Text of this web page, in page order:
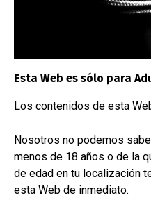
Teléfono
Esta Web es sólo para
Los contenidos de esta
Nosotros no podemos
menos de 18 años o de la
de edad en tu localización
esta Web de inmediato.